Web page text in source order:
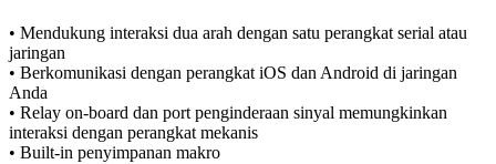
• Mendukung interaksi dua arah dengan satu perangkat serial atau
jaringan
• Berkomunikasi dengan perangkat iOS dan Android di jaringan
Anda
• Relay on-board dan port penginderaan sinyal memungkinkan
interaksi dengan perangkat mekanis
• Built-in penyimpanan makro